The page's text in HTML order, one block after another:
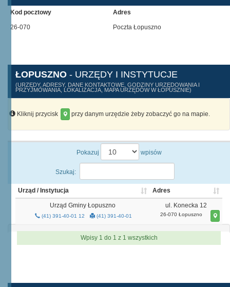
Kod pocztowy Adres
26-070 Poczta Łopuszno
ŁOPUSZNO - URZĘDY I INSTYTUCJE
(URZĘDY, ADRESY, DANE KONTAKTOWE, GODZINY URZĘDOWANIA I
PRZYJMOWANIA, LOKALIZACJA, MAPA URZĘDÓW W ŁOPUSZNIE)
Kliknij przycisk przy danym urzędzie żeby zobaczyć go na mapie.
Pokazuj wpisów
Szukaj:
Urząd / Instytucja Adres
Urząd Gminy Łopuszno
(41) 391-40-01 12 (41) 391-40-01
ul. Konecka 12
26-070 Łopuszno
Wpisy 1 do 1 z 1 wszystkich